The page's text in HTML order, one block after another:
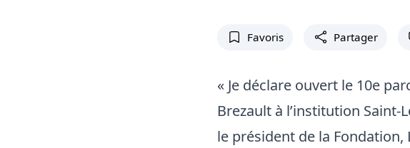
Favoris Partager
« Je déclare ouvert le 10e
Brezault à l’institution Saint-
le président de la